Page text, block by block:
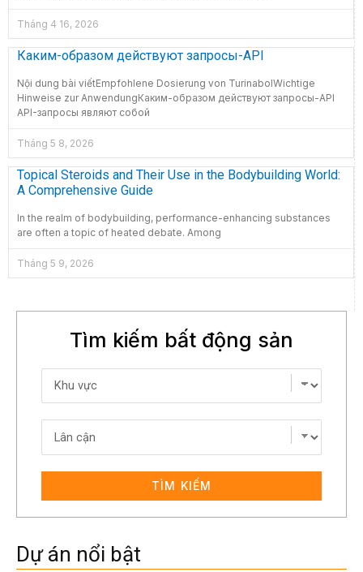
Tháng 4 16, 2026
Каким-образом действуют запросы-API
Nội dung bài viếtEmpfohlene Dosierung von TurinabolWichtige
Hinweise zur AnwendungКаким-образом действуют запросы-API
API-запросы являют собой
Tháng 5 8, 2026
Topical Steroids and Their Use in the Bodybuilding World:
A Comprehensive Guide
In the realm of bodybuilding, performance-enhancing substances
are often a topic of heated debate. Among
Tháng 5 9, 2026
Tìm kiếm bất động sản
TÌM KIẾM
Dự án nổi bật